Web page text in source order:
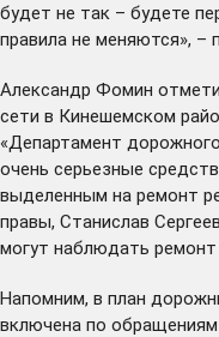
будет не так – будете
правила не меняются», –
Александр Фомин
сети в Кинешемском
«Департамент
очень серьезные
выделенным на ремонт
правы, Станислав
могут наблюдать ремонт
Напомним, в план
включена по